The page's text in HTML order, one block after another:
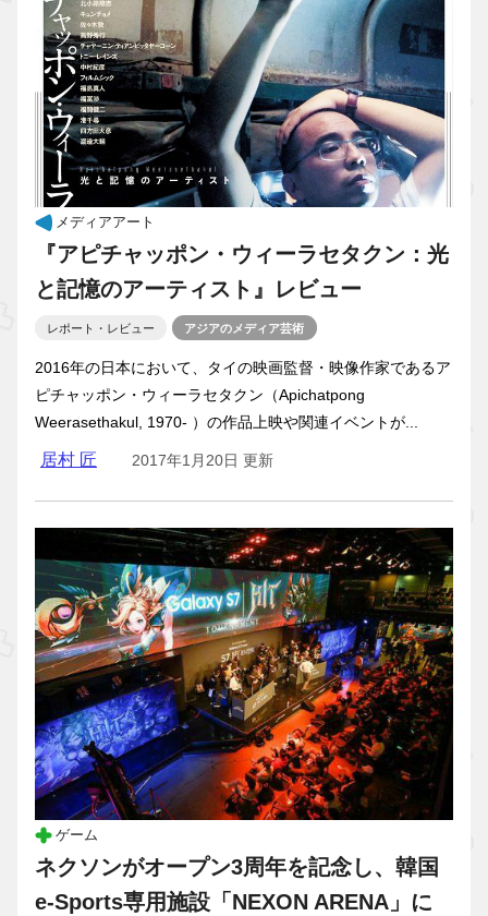
メディアアート
『アピチャッポン・ウィーラセタクン：光
と記憶のアーティスト』レビュー
レポート・レビュー アジアのメディア芸術
2016年の日本において、タイの映画監督・映像作家であるア
ピチャッポン・ウィーラセタクン（Apichatpong
Weerasethakul, 1970- ）の作品上映や関連イベントが...
居村 匠 2017年1月20日 更新
ゲーム
ネクソンがオープン3周年を記念し、韓国
e-Sports専用施設「NEXON ARENA」に